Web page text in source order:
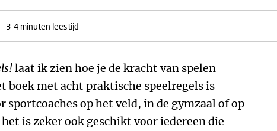
3-4 minuten leestijd
laat ik zien hoe je de kracht van spelen
boek met acht praktische speelregels is
sportcoaches op het veld, in de gymzaal of op
is zeker ook geschikt voor iedereen die